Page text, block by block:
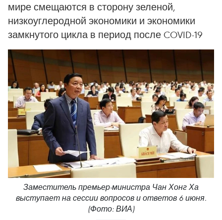
мире смещаются в сторону зеленой,
низкоуглеродной экономики и экономики
замкнутого цикла в период после COVID-19
Заместитель премьер-министра Чан Хонг Ха
выступает на сессии вопросов и ответов 6 июня.
(Фото: ВИА)